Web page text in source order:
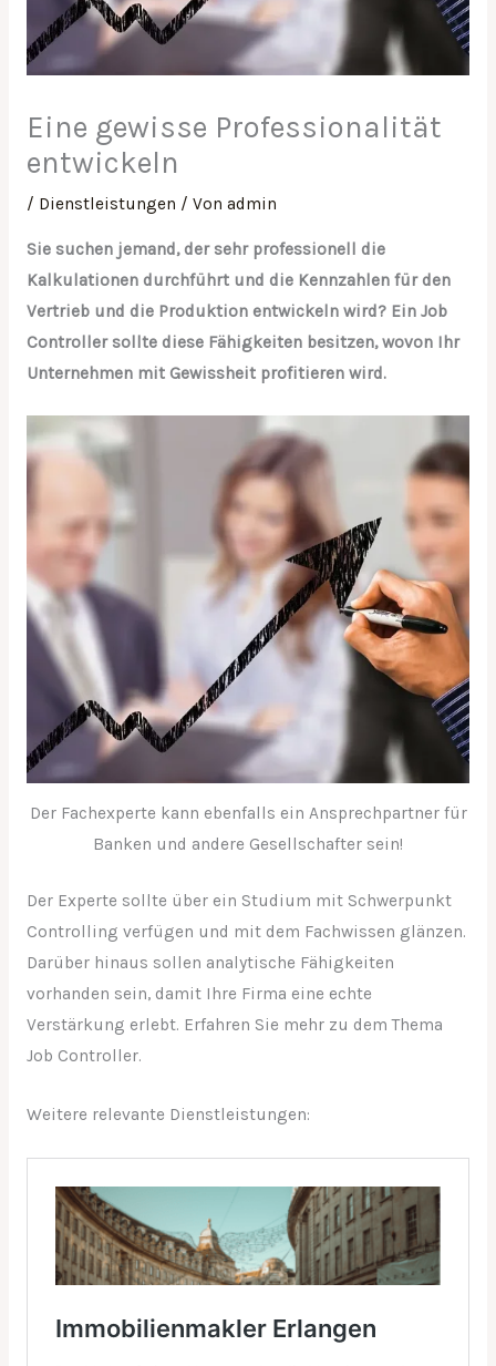
Eine gewisse Professionalität
entwickeln
/ Dienstleistungen / Von admin
Sie suchen jemand, der sehr professionell die
Kalkulationen durchführt und die Kennzahlen für den
Vertrieb und die Produktion entwickeln wird? Ein Job
Controller sollte diese Fähigkeiten besitzen, wovon Ihr
Unternehmen mit Gewissheit profitieren wird.
Der Fachexperte kann ebenfalls ein Ansprechpartner für
Banken und andere Gesellschafter sein!
Der Experte sollte über ein Studium mit Schwerpunkt
Controlling verfügen und mit dem Fachwissen glänzen.
Darüber hinaus sollen analytische Fähigkeiten
vorhanden sein, damit Ihre Firma eine echte
Verstärkung erlebt. Erfahren Sie mehr zu dem Thema
Job Controller.
Weitere relevante Dienstleistungen: